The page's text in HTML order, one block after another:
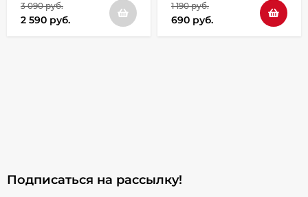
3 090 руб.
2 590 руб.
1 190 руб.
690 руб.
Подписаться на рассылкy!